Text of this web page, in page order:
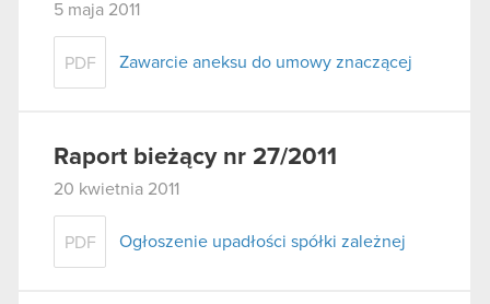
5 maja 2011
PDF Zawarcie aneksu do umowy znaczącej
Raport bieżący nr 27/2011
20 kwietnia 2011
PDF Ogłoszenie upadłości spółki zależnej